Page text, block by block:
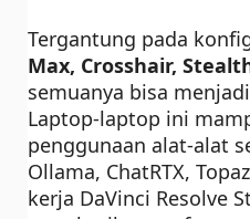
Tergantung pada
Max, Crosshair,
semuanya bisa
Laptop-laptop ini
penggunaan alat-alat
Ollama, ChatRTX,
kerja DaVinci Resolve